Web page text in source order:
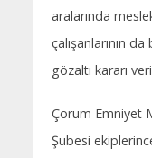
aralarında
çalışanlarının
gözaltı kararı
Çorum Emniyet
Şubesi